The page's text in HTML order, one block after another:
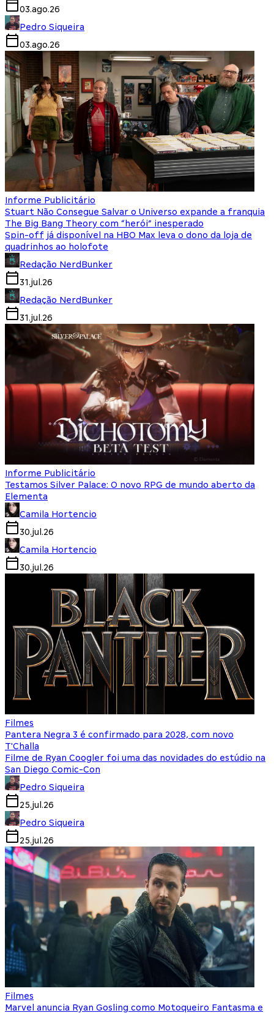
03.ago.26
Pedro Siqueira
03.ago.26
Informe Publicitário
Stuart Não Consegue Salvar o Universo expande a franquia
The Big Bang Theory com “herói” inesperado
Spin-off já disponível na HBO Max leva o dono da loja de
quadrinhos ao holofote
Redação NerdBunker
31.jul.26
Redação NerdBunker
31.jul.26
Informe Publicitário
Testamos Silver Palace: O novo RPG de mundo aberto da
Elementa
Camila Hortencio
30.jul.26
Camila Hortencio
30.jul.26
Filmes
Pantera Negra 3 é confirmado para 2028, com novo
T'Challa
Filme de Ryan Coogler foi uma das novidades do estúdio na
San Diego Comic-Con
Pedro Siqueira
25.jul.26
Pedro Siqueira
25.jul.26
Filmes
Marvel anuncia Ryan Gosling como Motoqueiro Fantasma e